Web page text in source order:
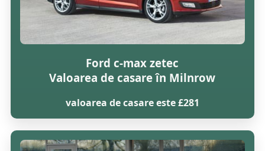
Ford c-max zetec
Valoarea de casare în Milnrow
valoarea de casare este £281